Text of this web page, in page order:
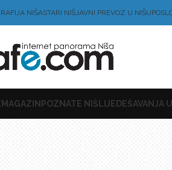
NIŠASTARI NIŠJAVNI PREVOZ U NIŠU
MAGAZIN POZNATE NIŠLIJE DEŠAVANJA